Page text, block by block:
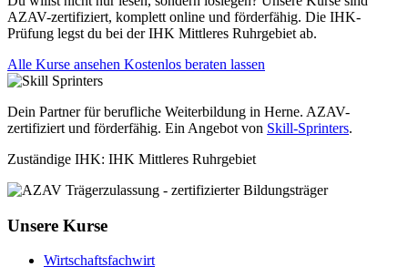
AZAV-zertifiziert, komplett online und förderfähig. Die IHK-
Prüfung legst du bei der IHK Mittleres Ruhrgebiet ab.
Alle Kurse ansehen Kostenlos beraten lassen
Dein Partner für berufliche Weiterbildung in Herne. AZAV-
zertifiziert und förderfähig. Ein Angebot von Skill-Sprinters.
Zuständige IHK: IHK Mittleres Ruhrgebiet
Unsere Kurse
Wirtschaftsfachwirt